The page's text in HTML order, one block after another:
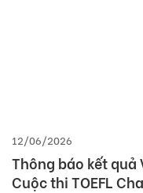
12/06/2026
Thông báo kết quả
Cuộc thi TOEFL